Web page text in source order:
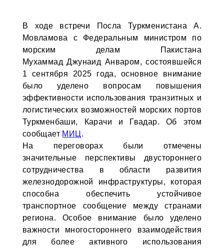
В ходе встречи Посла Туркменистана А.
Мовламова с Федеральным министром по
морским делам Пакистана
Мухаммад Джунаид Анваром, состоявшейся
1 сентября 2025 года, основное внимание
было уделено вопросам повышения
эффективности использования транзитных и
логистических возможностей морских портов
Туркменбаши, Карачи и Гвадар. Об этом
сообщает МИЦ .
На переговорах были отмечены
значительные перспективы двустороннего
сотрудничества в области развития
железнодорожной инфраструктуры, которая
способна обеспечить устойчивое
транспортное сообщение между странами
региона. Особое внимание было уделено
важности многостороннего взаимодействия
для более активного использования